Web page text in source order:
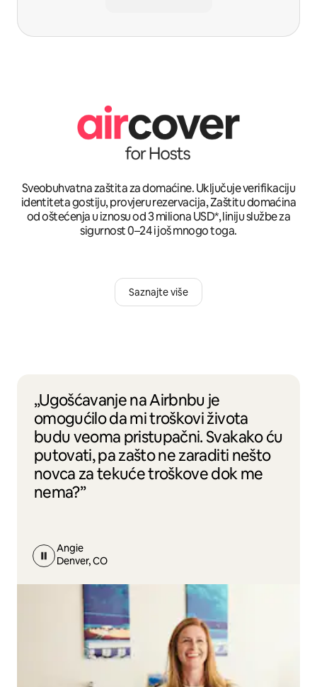
Sveobuhvatna zaštita za domaćine. Uključuje verifikaciju
identiteta gostiju, provjeru rezervacija, Zaštitu domaćina
od oštećenja u iznosu od 3 miliona USD*, liniju službe za
sigurnost 0–24 i još mnogo toga.
Saznajte više
„Ugošćavanje na Airbnbu je
omogućilo da mi troškovi života
budu veoma pristupačni. Svakako ću
putovati, pa zašto ne zaraditi nešto
novca za tekuće troškove dok me
nema?”
Angie
Denver, CO